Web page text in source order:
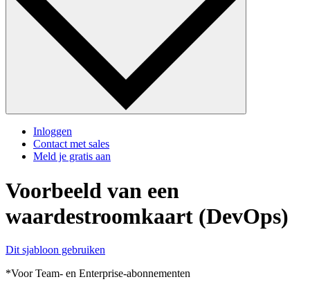
Inloggen
Contact met sales
Meld je gratis aan
Voorbeeld van een
waardestroomkaart (DevOps)
Dit sjabloon gebruiken
*Voor Team- en Enterprise-abonnementen